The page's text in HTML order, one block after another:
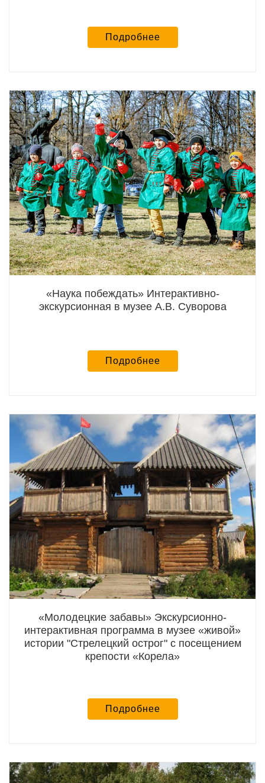
Подробнее
«Наука побеждать» Интерактивно-
экскурсионная в музее А.В. Суворова
Подробнее
«Молодецкие забавы» Экскурсионно-
интерактивная программа в музее «живой»
истории "Стрелецкий острог" с посещением
крепости «Корела»
Подробнее